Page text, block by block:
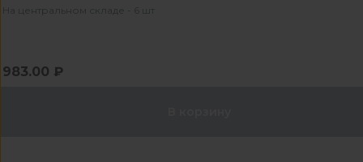
На центральном складе - 6 шт
983.00 ₽